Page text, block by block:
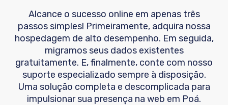
Alcance o sucesso online em apenas três
passos simples! Primeiramente, adquira nossa
hospedagem de alto desempenho. Em seguida,
migramos seus dados existentes
gratuitamente. E, finalmente, conte com nosso
suporte especializado sempre à disposição.
Uma solução completa e descomplicada para
impulsionar sua presença na web em Poá.